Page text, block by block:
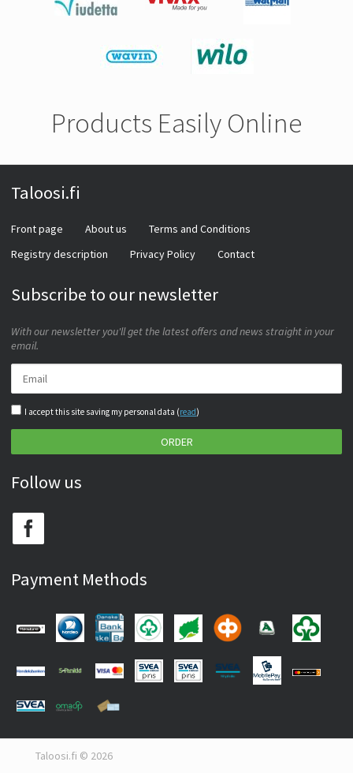
Products Easily Online
Taloosi.fi
Front page About us
Terms and Conditions
Registry description
Privacy Policy Contact
Subscribe to our newsletter
With our newsletter you'll get the latest offers and news straight in your
email.
I accept this site saving my personal data (read)
ORDER
Follow us
Payment Methods
Taloosi.fi © 2026